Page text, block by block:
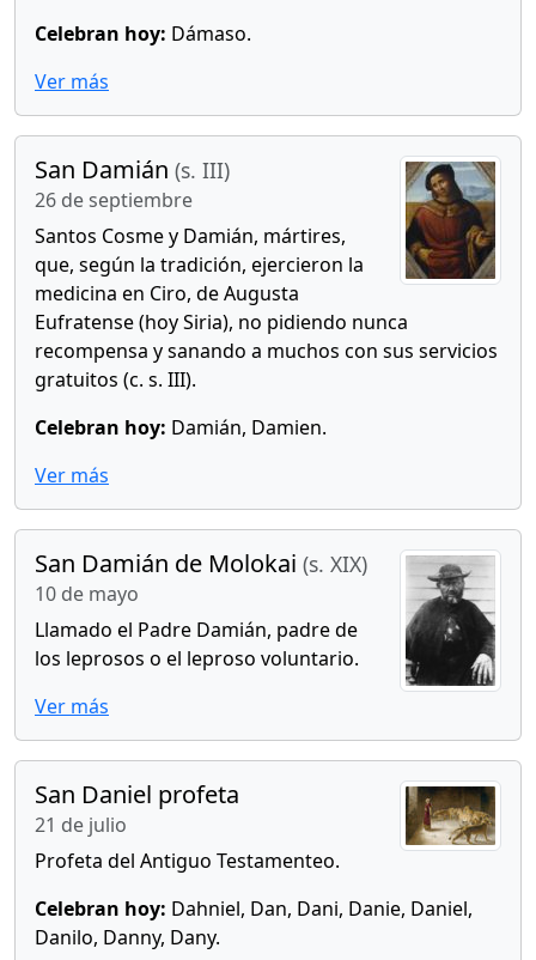
Celebran hoy: Dámaso.
Ver más
San Damián (s. III)
26 de septiembre
Santos Cosme y Damián, mártires,
que, según la tradición, ejercieron la
medicina en Ciro, de Augusta
Eufratense (hoy Siria), no pidiendo nunca
recompensa y sanando a muchos con sus servicios
gratuitos (c. s. III).
Celebran hoy: Damián, Damien.
Ver más
San Damián de Molokai (s. XIX)
10 de mayo
Llamado el Padre Damián, padre de
los leprosos o el leproso voluntario.
Ver más
San Daniel profeta
21 de julio
Profeta del Antiguo Testamenteo.
Celebran hoy: Dahniel, Dan, Dani, Danie, Daniel,
Danilo, Danny, Dany.